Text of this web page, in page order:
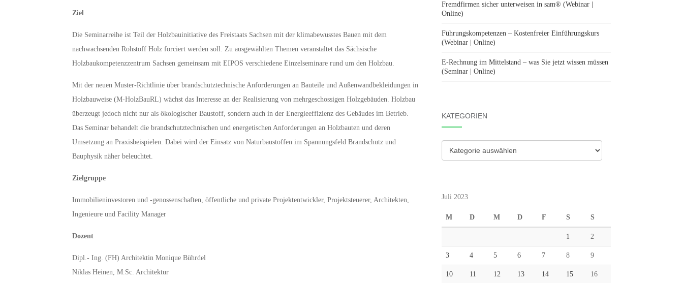
Ziel
Die Seminarreihe ist Teil der Holzbauinitiative des Freistaats Sachsen mit der klimabewusstes Bauen mit dem
nachwachsenden Rohstoff Holz forciert werden soll. Zu ausgewählten Themen veranstaltet das Sächsische
Holzbaukompetenzzentrum Sachsen gemeinsam mit EIPOS verschiedene Einzelseminare rund um den Holzbau.
Mit der neuen Muster-Richtlinie über brandschutztechnische Anforderungen an Bauteile und Außenwandbekleidungen in
Holzbauweise (M-HolzBauRL) wächst das Interesse an der Realisierung von mehrgeschossigen Holzgebäuden. Holzbau
überzeugt jedoch nicht nur als ökologischer Baustoff, sondern auch in der Energieeffizienz des Gebäudes im Betrieb.
Das Seminar behandelt die brandschutztechnischen und energetischen Anforderungen an Holzbauten und deren
Umsetzung an Praxisbeispielen. Dabei wird der Einsatz von Naturbaustoffen im Spannungsfeld Brandschutz und
Bauphysik näher beleuchtet.
Zielgruppe
Immobilieninvestoren und -genossenschaften, öffentliche und private Projektentwickler, Projektsteuerer, Architekten,
Ingenieure und Facility Manager
Dozent
Dipl.- Ing. (FH) Architektin Monique Bührdel
Niklas Heinen, M.Sc. Architektur
Fremdfirmen sicher unterweisen in sam® (Webinar |
Online)
Führungskompetenzen – Kostenfreier Einführungskurs
(Webinar | Online)
E-Rechnung im Mittelstand – was Sie jetzt wissen müssen
(Seminar | Online)
KATEGORIEN
Kategorien
Juli 2023
M D M D F S S
1 2
3 4 5 6 7 8 9
10 11 12 13 14 15 16